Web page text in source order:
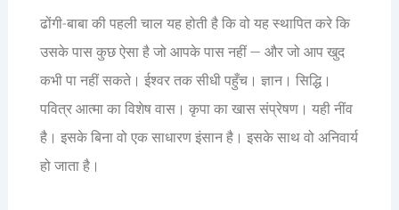
ढोंगी-बाबा की पहली चाल यह होती है कि वो यह स्थापित करे कि
उसके पास कुछ ऐसा है जो आपके पास नहीं — और जो आप खुद
कभी पा नहीं सकते। ईश्वर तक सीधी पहुँच। ज्ञान। सिद्धि।
पवित्र आत्मा का विशेष वास। कृपा का खास संप्रेषण। यही नींव
है। इसके बिना वो एक साधारण इंसान है। इसके साथ वो अनिवार्य
हो जाता है।